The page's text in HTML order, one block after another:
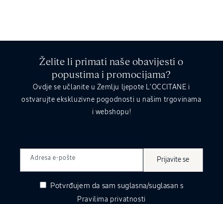
Želite li primati naše obavijesti o
popustima i promocijama?
Ovdje se učlanite u Zemlju ljepote L’OCCITANE i
ostvarujte ekskluzivne pogodnosti u našim trgovinama
i webshopu!
Adresa e-pošte Prijavite se
Potvrđujem da sam suglasna/suglasan s
Pravilima privatnosti